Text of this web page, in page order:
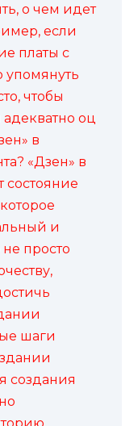
о чем идет
если
платы с
упомянуть
чтобы
оц
в
«Дзен» в
состояние
и
просто
шаги
создания